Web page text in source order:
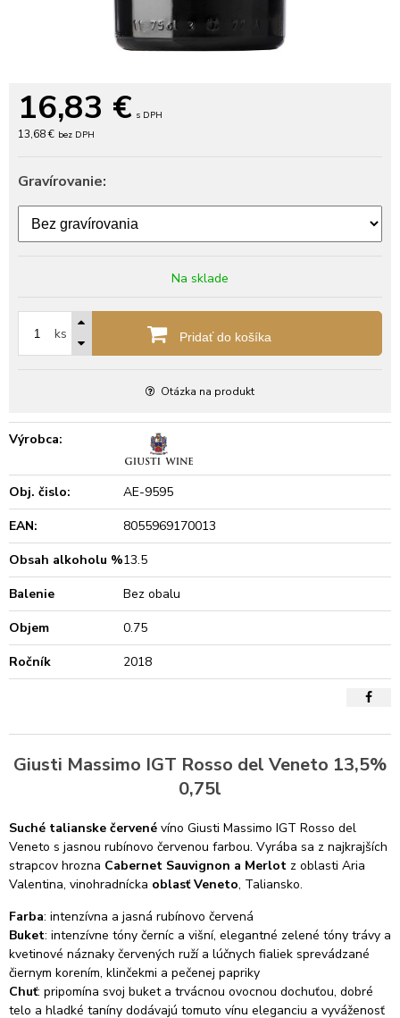
16,83 € s DPH
13,68 € bez DPH
Gravírovanie:
Na sklade
ks Pridať do košíka
Otázka na produkt
Výrobca:
Obj. čislo:
AE-9595
EAN:
8055969170013
Obsah alkoholu %13.5
Balenie
Bez obalu
Objem
0.75
Ročník
2018
Giusti Massimo IGT Rosso del Veneto 13,5%
0,75l
Suché talianske červené víno Giusti Massimo IGT Rosso del
Veneto s jasnou rubínovo červenou farbou. Vyrába sa z najkrajších
strapcov hrozna Cabernet Sauvignon a Merlot z oblasti Aria
Valentina, vinohradnícka oblasť Veneto, Taliansko.
Farba: intenzívna a jasná rubínovo červená
Buket: intenzívne tóny černíc a višní, elegantné zelené tóny trávy a
kvetinové náznaky červených ruží a lúčnych fialiek sprevádzané
čiernym korením, klinčekmi a pečenej papriky
Chuť: pripomína svoj buket a trvácnou ovocnou dochuťou, dobré
telo a hladké taníny dodávajú tomuto vínu eleganciu a vyváženosť